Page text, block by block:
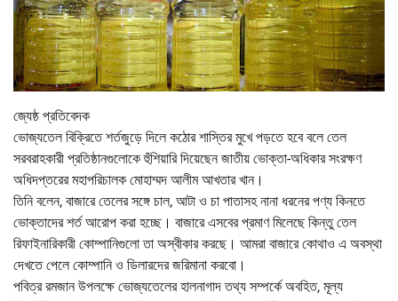
জ্যেষ্ঠ প্রতিবেদক
ভোজ্যতেল বিক্রিতে শর্তজুড়ে দিলে কঠোর শাস্তির মুখে পড়তে হবে বলে তেল
সরবরাহকারী প্রতিষ্ঠানগুলোকে হুঁশিয়ারি দিয়েছেন জাতীয় ভোক্তা-অধিকার সংরক্ষণ
অধিদপ্তরের মহাপরিচালক মোহাম্মদ আলীম আখতার খান।
তিনি বলেন, বাজারে তেলের সঙ্গে চাল, আটা ও চা পাতাসহ নানা ধরনের পণ্য কিনতে
ভোক্তাদের শর্ত আরোপ করা হচ্ছে। বাজারে এসবের প্রমাণ মিলেছে কিন্তু তেল
রিফাইনারিকারী কোম্পানিগুলো তা অস্বীকার করছে। আমরা বাজারে কোথাও এ অবস্থা
দেখতে পেলে কোম্পানি ও ডিলারদের জরিমানা করবো।
পবিত্র রমজান উপলক্ষে ভোজ্যতেলের হালনাগাদ তথ্য সম্পর্কে অবহিত, মূল্য